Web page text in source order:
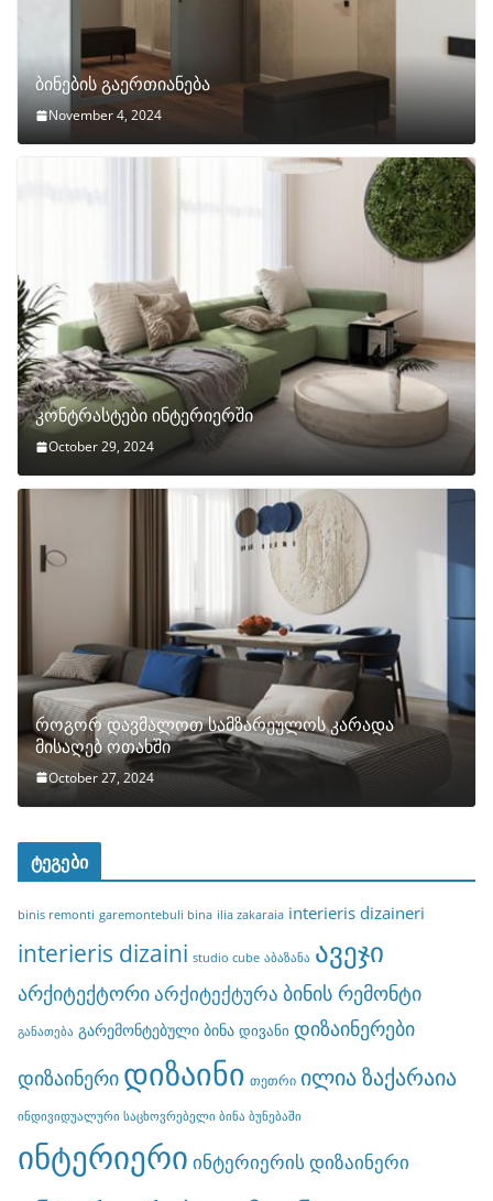
ბინების გაერთიანება
November 4, 2024
კონტრასტები ინტერიერში
October 29, 2024
როგორ დავმალოთ სამზარეულოს კარადა
მისაღებ ოთახში
October 27, 2024
ტეგები
binis remonti garemontebuli bina ilia zakaraia interieris dizaineri
interieris dizaini studio cube აბაზანა ავეჯი
არქიტექტორიარქიტექტურა ბინის რემონტი
განათება გარემონტებული ბინა დივანი დიზაინერები
დიზაინერი დიზაინი თეთრი ილია ზაქარაია
ინდივიდუალური საცხოვრებელი ბინა ბუნებაში
ინტერიერი ინტერიერის დიზაინერი